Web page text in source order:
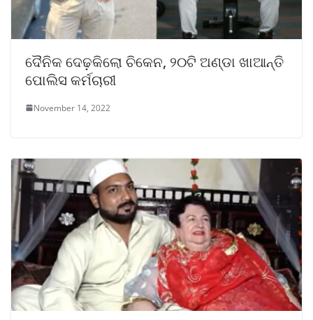
ଦୈନିକ ଦେଢ଼କିଲୋ ଚିକେନ, ୨୦ଟି ଅଣ୍ଡା ଖାଆନ୍ତି
ପୋଲିସ କର୍ମଚାରୀ
November 14, 2022